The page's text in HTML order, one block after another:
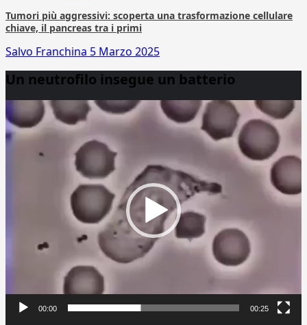
Tumori più aggressivi: scoperta una trasformazione cellulare
chiave, il pancreas tra i primi
Salvo Franchina 5 Marzo 2025
Un neutrofilo insegue un batterio
Player
00:00 00:25